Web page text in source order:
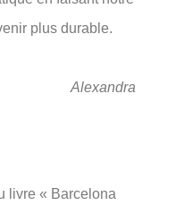
plus durable.
Alexandra
livre « Barcelona